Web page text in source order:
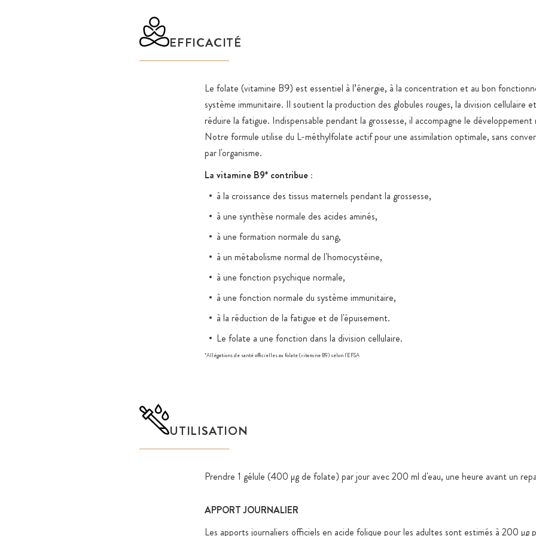
Stockage
Expédition
produits
EFFICACITÉ
Le folate (vitamine B9) est essentiel à l’énergie, à la concentration et au bon
système immunitaire. Il soutient la production des globules rouges, la division cellulaire
réduire la fatigue. Indispensable pendant la grossesse, il accompagne le
Notre formule utilise du L-méthylfolate actif pour une assimilation optimale, sans
par l'organisme.
La vitamine B9* contribue :
à la croissance des tissus maternels pendant la grossesse,
à une synthèse normale des acides aminés,
à une formation normale du sang,
à un métabolisme normal de l'homocystéine,
à une fonction psychique normale,
à une fonction normale du système immunitaire,
à la réduction de la fatigue et de l'épuisement.
Le folate a une fonction dans la division cellulaire.
*Allégations de santé officielles au folate (vitamine B9) selon l'EFSA
UTILISATION
Prendre 1 gélule (400 µg de folate) par jour avec 200 ml d'eau, une heure avant un
APPORT JOURNALIER
Les apports journaliers officiels en acide folique pour les adultes sont estimés à 200 µg